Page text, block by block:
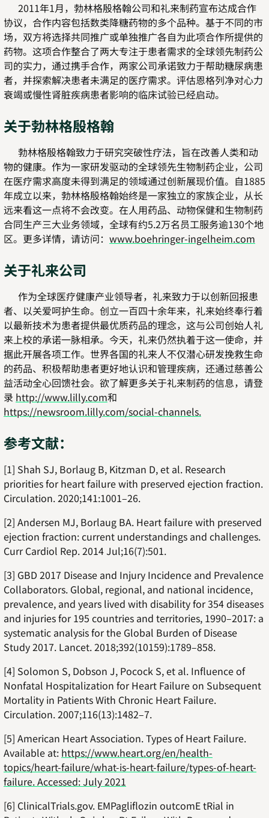
2011年1月，勃林格殷格翰公司和礼来制药宣布达成合作
协议，合作内容包括数类降糖药物的多个品种。基于不同的市
场，双方将选择共同推广或单独推广各自为此项合作所提供的
药物。这项合作整合了两大专注于患者需求的全球领先制药公
司的实力，通过携手合作，两家公司承诺致力于帮助糖尿病患
者，并探索解决患者未满足的医疗需求。评估恩格列净对心力
衰竭或慢性肾脏疾病患者影响的临床试验已经启动。
关于勃林格殷格翰
勃林格殷格翰致力于研究突破性疗法，旨在改善人类和动
物的健康。作为一家研发驱动的全球领先生物制药企业，公司
在医疗需求高度未得到满足的领域通过创新展现价值。自1885
年成立以来，勃林格殷格翰始终是一家独立的家族企业，从长
远来看这一点将不会改变。在人用药品、动物保健和生物制药
合同生产三大业务领域，全球有约5.2万名员工服务逾130个地
区。更多详情，请访问： www.boehringer-ingelheim.com
关于礼来公司
作为全球医疗健康产业领导者，礼来致力于以创新回报患
者、以关爱呵护生命。创立一百四十余年来，礼来始终奉行着
以最新技术为患者提供最优质药品的理念，这与公司创始人礼
来上校的承诺一脉相承。今天，礼来仍然执着于这一使命，并
据此开展各项工作。世界各国的礼来人不仅潜心研发挽救生命
的药品、积极帮助患者更好地认识和管理疾病，还通过慈善公
益活动全心回馈社会。欲了解更多关于礼来制药的信息，请登
录 http://www.lilly.com和
https://newsroom.lilly.com/social-channels.
参考文献：
[1] Shah SJ, Borlaug B, Kitzman D, et al. Research
priorities for heart failure with preserved ejection fraction.
Circulation. 2020;141:1001–26.
[2] Andersen MJ, Borlaug BA. Heart failure with preserved
ejection fraction: current understandings and challenges.
Curr Cardiol Rep. 2014 Jul;16(7):501.
[3] GBD 2017 Disease and Injury Incidence and Prevalence
Collaborators. Global, regional, and national incidence,
prevalence, and years lived with disability for 354 diseases
and injuries for 195 countries and territories, 1990–2017: a
systematic analysis for the Global Burden of Disease
Study 2017. Lancet. 2018;392(10159):1789–858.
[4] Solomon S, Dobson J, Pocock S, et al. Influence of
Nonfatal Hospitalization for Heart Failure on Subsequent
Mortality in Patients With Chronic Heart Failure.
Circulation. 2007;116(13):1482–7.
[5] American Heart Association. Types of Heart Failure.
Available at: https://www.heart.org/en/health-
topics/heart-failure/what-is-heart-failure/types-of-heart-
failure. Accessed: July 2021
[6] ClinicalTrials.gov. EMPagliflozin outcomE tRial in